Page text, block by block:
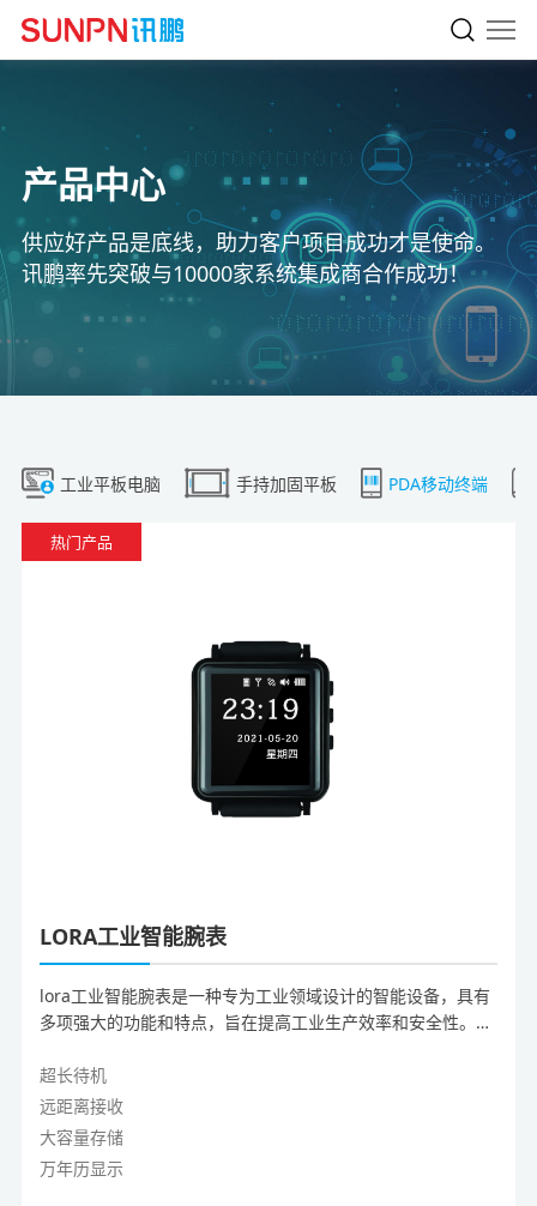
产品中心
供应好产品是底线，助力客户项目成功才是使命。
讯鹏率先突破与10000家系统集成商合作成功！
工业平板电脑 手持加固平板 PDA移动终端
热门产品
LORA工业智能腕表
lora工业智能腕表是一种专为工业领域设计的智能设备，具有
多项强大的功能和特点，旨在提高工业生产效率和安全性。为
详细介绍lora工业智能腕表的功能。
超长待机
远距离接收
大容量存储
万年历显示